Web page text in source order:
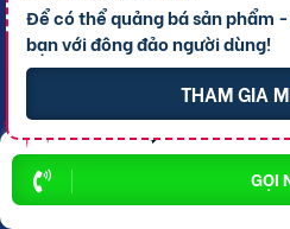
GỌI
Để có thể quảng bá sản phẩm
bạn với đông đảo người dùng!
THAM GIA
CÔNG TY TNHH
Địa chỉ trụ sở chính: 7 Trần
Cần
Giấy CNĐKDN: 1801717351 –
quan cấp: Phòng Đăng ký